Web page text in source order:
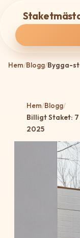
Hem/Blogg/Bygga-
Hem/Blogg/
Billigt Staket: 7
2025